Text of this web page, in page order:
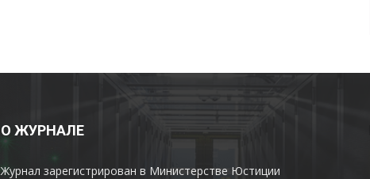
О ЖУРНАЛЕ
Журнал зарегистрирован в Министерстве Юстиции